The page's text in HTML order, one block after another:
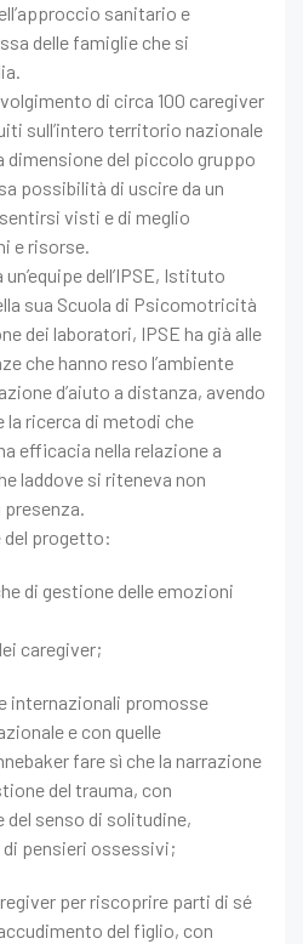
sanitario e
delle famiglie che si
di circa 100 caregiver
sull’intero territorio nazionale
dimensione del piccolo gruppo
possibilità di uscire da un
visti e di meglio
e risorse.
dell’IPSE, Istituto
sua Scuola di Psicomotricità
dei laboratori, IPSE ha già alle
che hanno reso l’ambiente
d’aiuto a distanza, avendo
ricerca di metodi che
efficacia nella relazione a
laddove si riteneva non
del progetto:
di gestione delle emozioni
caregiver;
internazionali promosse
e con quelle
fare sì che la narrazione
del trauma, con
senso di solitudine,
di pensieri ossessivi;
per riscoprire parti di sé
del figlio, con